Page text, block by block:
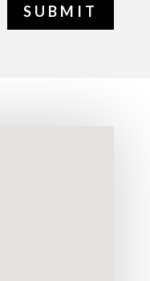
SUBMIT